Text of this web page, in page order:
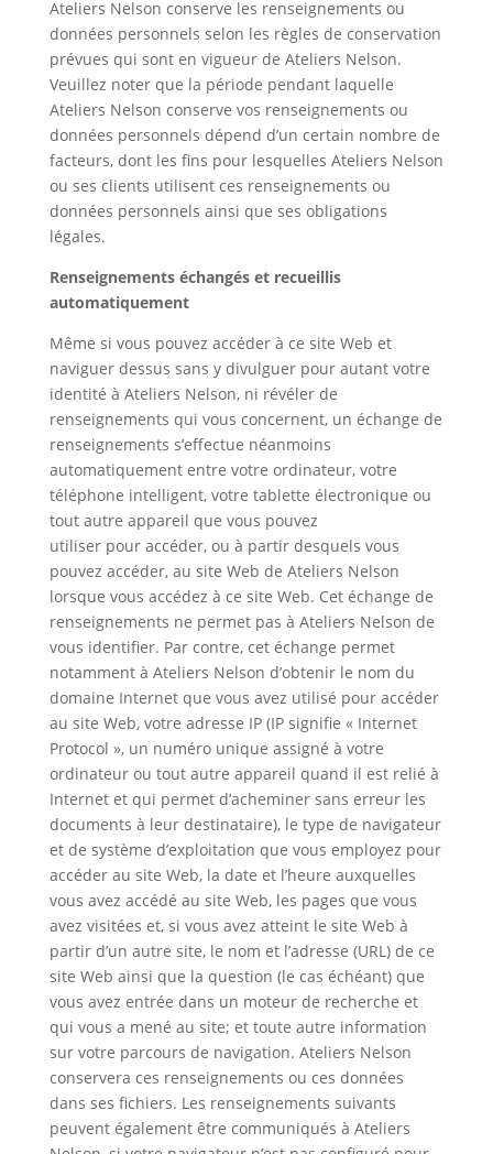
Ateliers Nelson conserve les renseignements ou
données personnels selon les règles de conservation
prévues qui sont en vigueur de Ateliers Nelson.
Veuillez noter que la période pendant laquelle
Ateliers Nelson conserve vos renseignements ou
données personnels dépend d’un certain nombre de
facteurs, dont les fins pour lesquelles Ateliers Nelson
ou ses clients utilisent ces renseignements ou
données personnels ainsi que ses obligations
légales.
Renseignements échangés et recueillis
automatiquement
Même si vous pouvez accéder à ce site Web et
naviguer dessus sans y divulguer pour autant votre
identité à Ateliers Nelson, ni révéler de
renseignements qui vous concernent, un échange de
renseignements s’effectue néanmoins
automatiquement entre votre ordinateur, votre
téléphone intelligent, votre tablette électronique ou
tout autre appareil que vous pouvez
utiliser pour accéder, ou à partir desquels vous
pouvez accéder, au site Web de Ateliers Nelson
lorsque vous accédez à ce site Web. Cet échange de
renseignements ne permet pas à Ateliers Nelson de
vous identifier. Par contre, cet échange permet
notamment à Ateliers Nelson d’obtenir le nom du
domaine Internet que vous avez utilisé pour accéder
au site Web, votre adresse IP (IP signifie « Internet
Protocol », un numéro unique assigné à votre
ordinateur ou tout autre appareil quand il est relié à
Internet et qui permet d’acheminer sans erreur les
documents à leur destinataire), le type de navigateur
et de système d’exploitation que vous employez pour
accéder au site Web, la date et l’heure auxquelles
vous avez accédé au site Web, les pages que vous
avez visitées et, si vous avez atteint le site Web à
partir d’un autre site, le nom et l’adresse (URL) de ce
site Web ainsi que la question (le cas échéant) que
vous avez entrée dans un moteur de recherche et
qui vous a mené au site; et toute autre information
sur votre parcours de navigation. Ateliers Nelson
conservera ces renseignements ou ces données
dans ses fichiers. Les renseignements suivants
peuvent également être communiqués à Ateliers